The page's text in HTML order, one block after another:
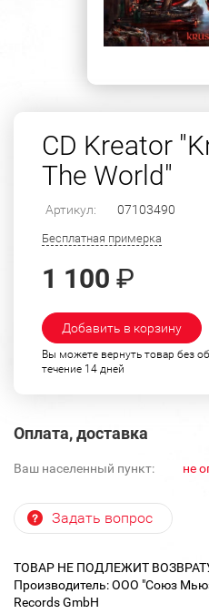
CD Kreator
The World"
Артикул: 07103490
Бесплатная примерка
1 100 ₽
Добавить в корзину
Вы можете вернуть товар без
течение 14 дней
Оплата, доставка
Ваш населенный пункт: не
Задать вопрос
ТОВАР НЕ ПОДЛЕЖИТ
Производитель: ООО "Союз
Records GmbH